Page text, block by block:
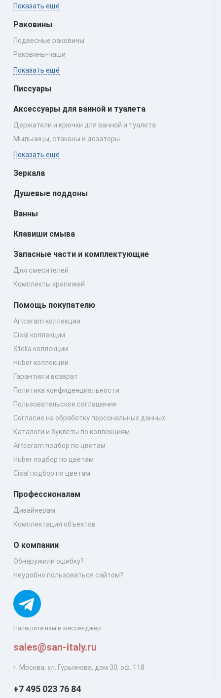
Показать ещё
Раковины
Подвесные раковины
Раковины‑чаши
Показать ещё
Писсуары
Аксессуары для ванной и туалета
Держатели и крючки для ванной и туалета
Мыльницы, стаканы и дозаторы
Показать ещё
Зеркала
Душевые поддоны
Ванны
Клавиши смыва
Запасные части и комплектующие
Для смесителей
Комплекты крепежей
Напишите нам в мессенджер
sales@san-italy.ru
г. Москва, ул. Гурьянова, дом 30, оф. 118
Помощь покупателю
Artceram коллекции
Cisal коллекции
Stella коллекции
Huber коллекции
Гарантия и возврат
Политика конфиденциальности
Пользовательское соглашение
Согласие на обработку персональных данных
Каталоги и буклеты по коллекциям
Artceram подбор по цветам
Huber подбор по цветам
Cisal подбор по цветам
Профессионалам
Дизайнерам
Комплектация объектов
О компании
Обнаружили ошибку?
Неудобно пользоваться сайтом?
+7 495 023 76 84